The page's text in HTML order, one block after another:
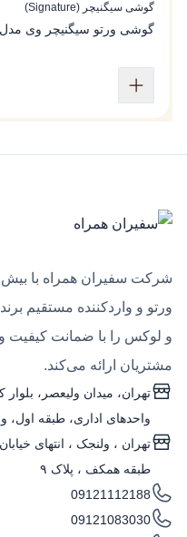
گوشی سیگنیچر (Signature)
گوشی ورتو سیگنیچر وی مدل
ورتو و واردکننده مستقیم
و لوکس را با ضمانت کیفیت
مشتریان ارائه می‌کند.
تهران، میدان ولیعصر،
واحدهای اداری، طبقه اول، واحد
تهران ، ولنجک‌ ، انتهای
طبقه همکف ، پلاک ۹
09121112188
09121083030